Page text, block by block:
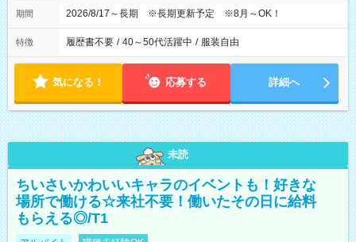
期間 2026/8/17～長期 ※長期更新予定 ※8月～OK！
特徴 履歴書不要 / 40～50代活躍中 / 服装自由
気になる！ 応募する 詳細へ
未読
ちいさいかわいいキャラのイベントも！好きな
場所で働ける☆来社不要！働いたその日に給料
もらえる◎/T1